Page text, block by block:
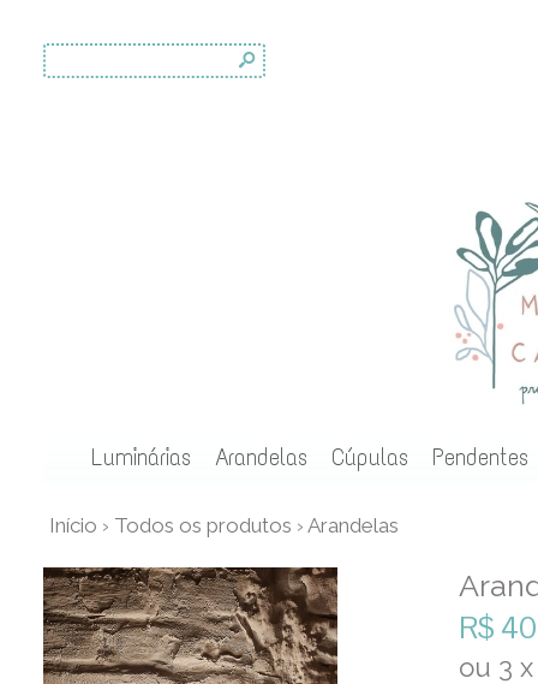
s
Luminárias Arandelas Cúpulas Pendentes
Início › Todos os produtos › Arandelas
R$
ou 3 x